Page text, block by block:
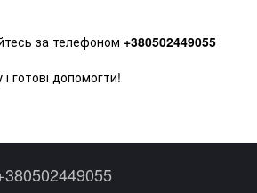
за телефоном +380502449055
готові допомогти!